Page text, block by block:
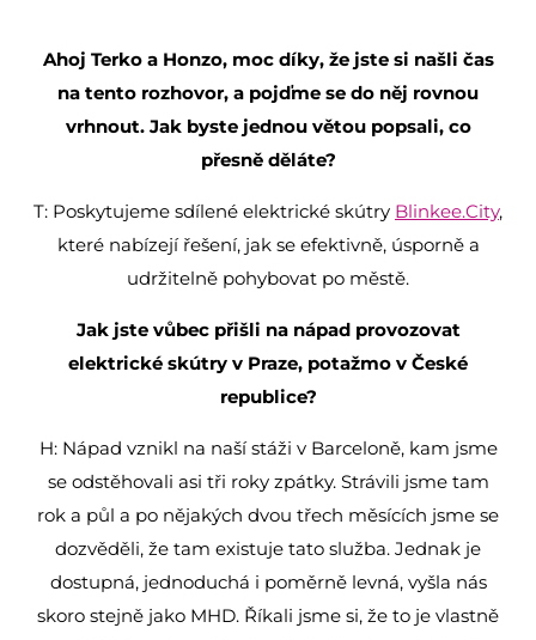
Ahoj Terko a Honzo, moc díky, že jste si našli čas
na tento rozhovor, a pojďme se do něj rovnou
vrhnout. Jak byste jednou větou popsali, co
přesně děláte?
T: Poskytujeme sdílené elektrické skútry Blinkee.City,
které nabízejí řešení, jak se efektivně, úsporně a
udržitelně pohybovat po městě.
Jak jste vůbec přišli na nápad provozovat
elektrické skútry v Praze, potažmo v České
republice?
H: Nápad vznikl na naší stáži v Barceloně, kam jsme
se odstěhovali asi tři roky zpátky. Strávili jsme tam
rok a půl a po nějakých dvou třech měsících jsme se
dozvěděli, že tam existuje tato služba. Jednak je
dostupná, jednoduchá i poměrně levná, vyšla nás
skoro stejně jako MHD. Říkali jsme si, že to je vlastně